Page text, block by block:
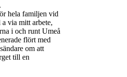
hela familjen vid
via mitt arbete,
i och runt Umeå
flört med
om att
till en